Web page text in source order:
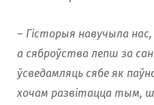
– Гісторыя навучыла
а сяброўства лепш за
ўсведамляць сябе як
хочам развітацца тым,